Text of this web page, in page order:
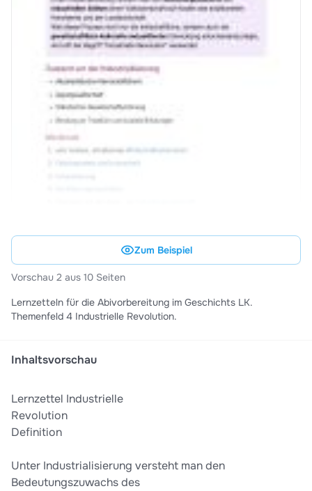
Zum Beispiel
Vorschau 2 aus 10 Seiten
Lernzetteln für die Abivorbereitung im Geschichts LK.
Themenfeld 4 Industrielle Revolution.
Inhaltsvorschau
Lernzettel Industrielle
Revolution
Definition
Unter Industrialisierung versteht man den
Bedeutungszuwachs des